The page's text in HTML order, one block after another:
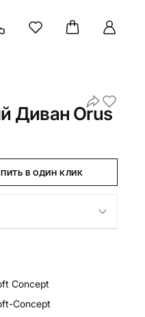
Диван Orus
В ОДИН КЛИК
Concept
Concept